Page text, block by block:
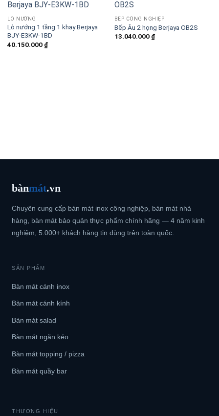
LÒ NƯỚNG
Lò nướng 1 tầng 1 khay Berjaya
BJY-E3KW-1BD
40.150.000 ₫
BẾP CÔNG NGHIỆP
Bếp Âu 2 họng Berjaya OB2S
13.040.000 ₫
bànmát.vn
Chuyên cung cấp bàn mát inox công nghiệp, bàn mát nhà
hàng, bàn mát bảo quản thực phẩm chính hãng — 4 năm kinh
nghiệm, 5.000+ khách hàng tin dùng trên toàn quốc.
SẢN PHẨM
Bàn mát cánh inox
Bàn mát cánh kính
Bàn mát salad
Bàn mát ngăn kéo
Bàn mát topping / pizza
Bàn mát quầy bar
THƯƠNG HIỆU